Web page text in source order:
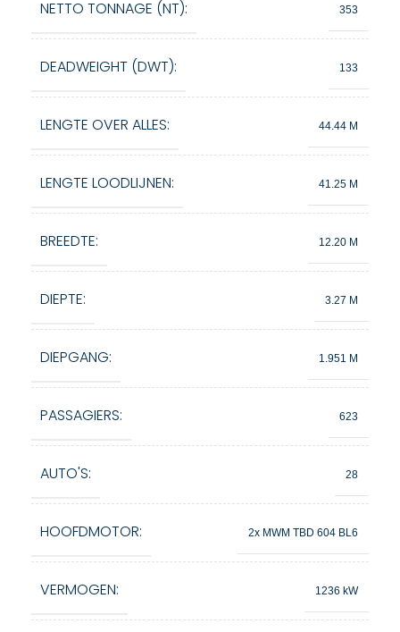
NETTO TONNAGE (NT): 353
DEADWEIGHT (DWT): 133
LENGTE OVER ALLES: 44.44 M
LENGTE LOODLIJNEN: 41.25 M
BREEDTE: 12.20 M
DIEPTE: 3.27 M
DIEPGANG: 1.951 M
PASSAGIERS: 623
AUTO'S: 28
HOOFDMOTOR: 2x MWM TBD 604 BL6
VERMOGEN: 1236 kW